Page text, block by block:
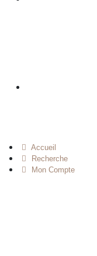
Accueil
Recherche
Mon Compte